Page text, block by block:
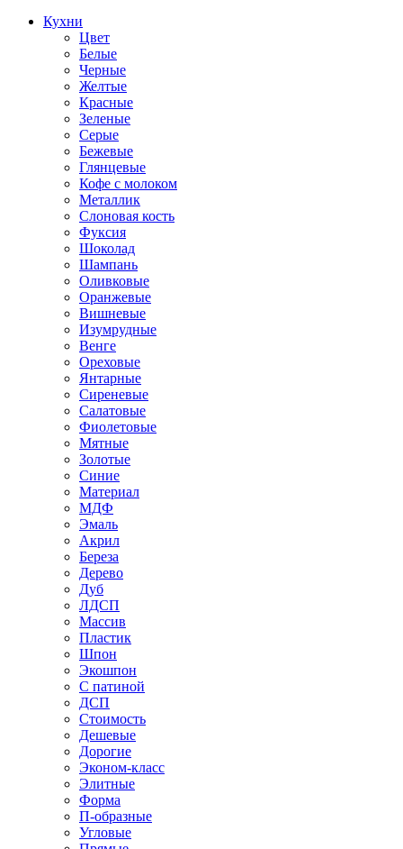
Кухни
Цвет
Белые
Черные
Желтые
Красные
Зеленые
Серые
Бежевые
Глянцевые
Кофе с молоком
Металлик
Слоновая кость
Фуксия
Шоколад
Шампань
Оливковые
Оранжевые
Вишневые
Изумрудные
Венге
Ореховые
Янтарные
Сиреневые
Салатовые
Фиолетовые
Мятные
Золотые
Синие
Материал
МДФ
Эмаль
Акрил
Береза
Дерево
Дуб
ЛДСП
Массив
Пластик
Шпон
Экошпон
С патиной
ДСП
Стоимость
Дешевые
Дорогие
Эконом-класс
Элитные
Форма
П-образные
Угловые